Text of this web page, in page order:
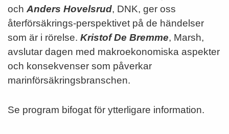
och Anders Hovelsrud, DNK, ger oss
återförsäkrings-perspektivet på de händelser
som är i rörelse. Kristof De Bremme, Marsh,
avslutar dagen med makroekonomiska aspekter
och konsekvenser som påverkar
marinförsäkringsbranschen.
Se program bifogat för ytterligare information.